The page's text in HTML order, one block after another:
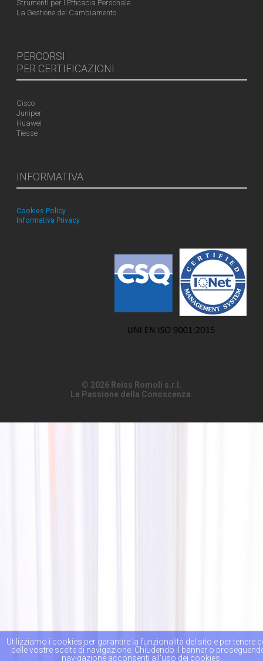
Strumenti per l'Efficacia Personale
La Gestione del Cambiamento
PERCORSI
PER CERTIFICAZIONI
Cisco
Juniper
Huawei
Tiesse
INFORMATIVA
Cookies Policy
Informativa Privacy
© 2026 Reiss Romoli s.r.l.
La Passione della Conoscenza.
Utilizziamo i cookies per garantire la funzionalità del sito e per tenere
delle vostre scelte di navigazione. Chiudendo il banner o
navigazione acconsenti all'uso dei cookies..